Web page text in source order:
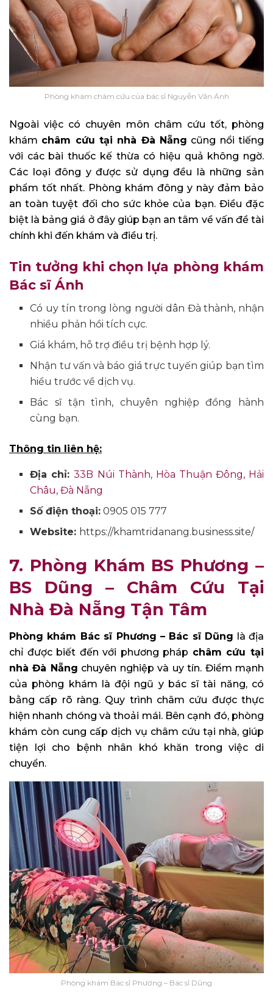
Phòng khám châm cứu của bác sĩ Nguyễn Văn Ánh
Ngoài việc có chuyên môn châm cứu tốt, phòng
khám châm cứu tại nhà Đà Nẵng cũng nổi tiếng
với các bài thuốc kế thừa có hiệu quả không ngờ.
Các loại đông y được sử dụng đều là những sản
phẩm tốt nhất. Phòng khám đông y này đảm bảo
an toàn tuyệt đối cho sức khỏe của bạn. Điều đặc
biệt là bảng giá ở đây giúp bạn an tâm về vấn đề tài
chính khi đến khám và điều trị.
Tin tưởng khi chọn lựa phòng khám
Bác sĩ Ánh
Có uy tín trong lòng người dân Đà thành, nhận
nhiều phản hồi tích cực.
Giá khám, hỗ trợ điều trị bệnh hợp lý.
Nhận tư vấn và báo giá trực tuyến giúp bạn tìm
hiểu trước về dịch vụ.
Bác sĩ tận tình, chuyên nghiệp đồng hành
cùng bạn.
Thông tin liên hệ:
Địa chỉ:33B Núi Thành, Hòa Thuận Đông, Hải
Châu, Đà Nẵng
Số điện thoại: 0905 015 777
Website: https://khamtridanang.business.site/
7. Phòng Khám BS Phương –
BS Dũng – Châm Cứu Tại
Nhà Đà Nẵng Tận Tâm
Phòng khám Bác sĩ Phương – Bác sĩ Dũng là địa
chỉ được biết đến với phương pháp châm cứu tại
nhà Đà Nẵng chuyên nghiệp và uy tín. Điểm mạnh
của phòng khám là đội ngũ y bác sĩ tài năng, có
bằng cấp rõ ràng. Quy trình châm cứu được thực
hiện nhanh chóng và thoải mái. Bên cạnh đó, phòng
khám còn cung cấp dịch vụ châm cứu tại nhà, giúp
tiện lợi cho bệnh nhân khó khăn trong việc di
chuyển.
Phòng khám Bác sĩ Phương – Bác sĩ Dũng